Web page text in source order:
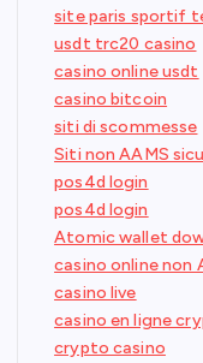
site paris sportif
usdt trc20 casino
casino online usdt
casino bitcoin
siti di scommesse
Siti non AAMS
pos4d login
pos4d login
Atomic wallet
casino online non
casino live
casino en ligne
crypto casino